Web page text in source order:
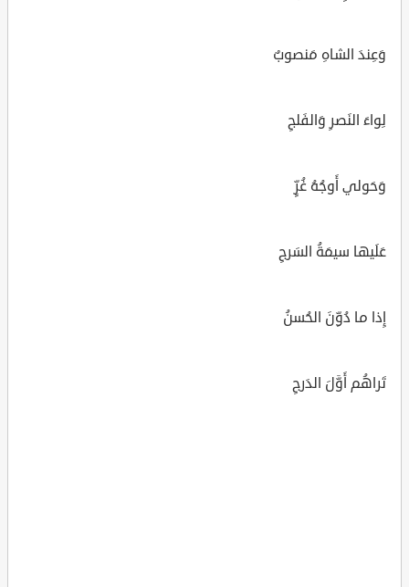
وَعِندَ الشاهِ مَنصوبٌ
لِواءَ النَصرِ وَالفَلجِ
وَحَولي أَوجُهُ غُرٍّ
عَلَيها سيمَةُ السَرجِ
إِذا ما دُوِّنَ الحُسنُ
تَراهُم أَوَّلَ الدَرجِ